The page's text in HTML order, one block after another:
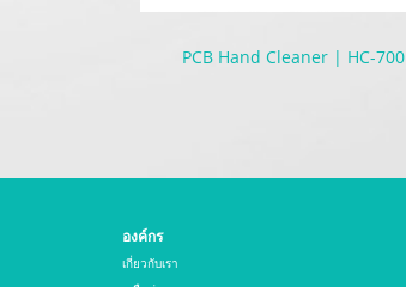
PCB Hand Cleaner | HC-700
องค์กร
เกี่ยวกับเรา